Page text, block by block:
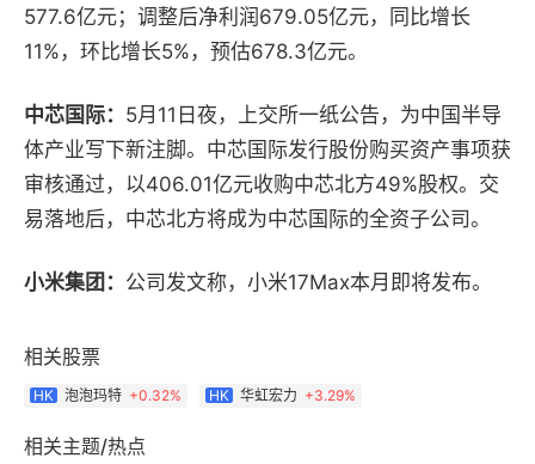
577.6亿元；调整后净利润679.05亿元，同比增长
11%，环比增长5%，预估678.3亿元。
中芯国际： 5月11日夜，上交所一纸公告，为中国半导
体产业写下新注脚。 中芯国际发行股份购买资产事项获
审核通过，以406.01亿元收购中芯北方49%股权。交
易落地后，中芯北方将成为中芯国际的全资子公司。
小米集团： 公司发文称，小米17Max本月即将发布。
相关股票
HK 泡泡玛特 +0.32% HK 华虹宏力 +3.29%
相关主题/热点